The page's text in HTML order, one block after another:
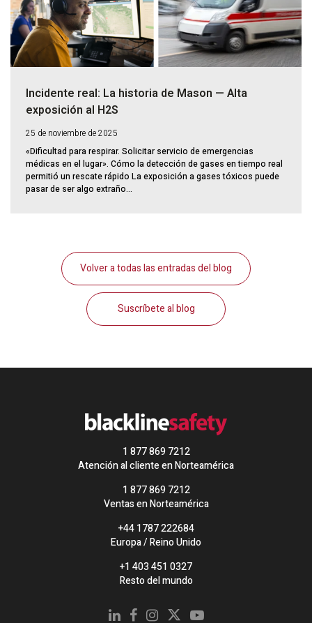
Incidente real: La historia de Mason — Alta
exposición al H2S
25 de noviembre de 2025
«Dificultad para respirar. Solicitar servicio de emergencias
médicas en el lugar». Cómo la detección de gases en tiempo real
permitió un rescate rápido La exposición a gases tóxicos puede
pasar de ser algo extraño...
Volver a todas las entradas del blog
Suscríbete al blog
1 877 869 7212
Atención al cliente en Norteamérica
1 877 869 7212
Ventas en Norteamérica
+44 1787 222684
Europa / Reino Unido
+1 403 451 0327
Resto del mundo